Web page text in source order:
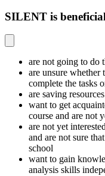
SILENT is
are not going to do
are unsure whether
complete the tasks
are saving
want to get
course and are not
are not yet
and are not sure
school
want to gain
analysis skills